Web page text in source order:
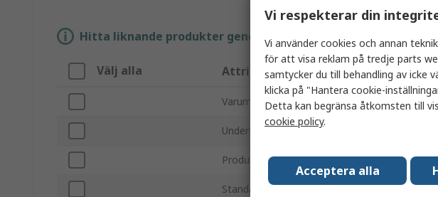
Hitta liknande produkter genom att välja ett eller flera
Välj alla Attribut
Varumärke
Undertyp
Produkttyp
Standarder/godkännanden
Vi respekterar din
Vi använder cookies och annan
för att visa reklam på tredje parts
samtycker du till behandling av icke
klicka på "Hantera cookie-
Detta kan begränsa åtkomsten till
cookie policy.
Acceptera alla